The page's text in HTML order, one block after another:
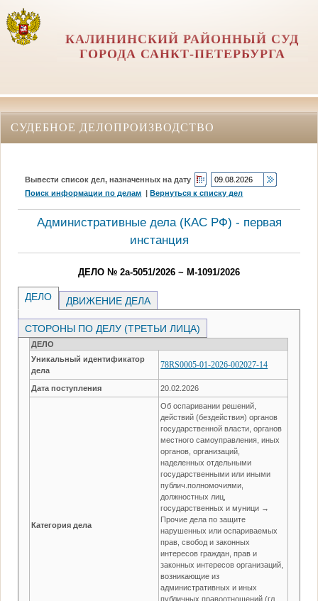
КАЛИНИНСКИЙ РАЙОННЫЙ СУД
ГОРОДА САНКТ-ПЕТЕРБУРГА
СУДЕБНОЕ ДЕЛОПРОИЗВОДСТВО
Вывести список дел, назначенных на дату
Поиск информации по делам |Вернуться к списку дел
Административные дела (КАC РФ) - первая
инстанция
ДЕЛО № 2а-5051/2026 ~ М-1091/2026
ДЕЛО ДВИЖЕНИЕ ДЕЛА
СТОРОНЫ ПО ДЕЛУ (ТРЕТЬИ ЛИЦА)
ДЕЛО
Уникальный идентификатор
дела
78RS0005-01-2026-002027-14
Дата поступления 20.02.2026
Категория дела
Об оспаривании решений,
действий (бездействия) органов
государственной власти, органов
местного самоуправления, иных
органов, организаций,
наделенных отдельными
государственными или иными
публич.полномочиями,
должностных лиц,
государственных и муници →
Прочие дела по защите
нарушенных или оспариваемых
прав, свобод и законных
интересов граждан, прав и
законных интересов организаций,
возникающие из
административных и иных
публичных правоотношений (гл.